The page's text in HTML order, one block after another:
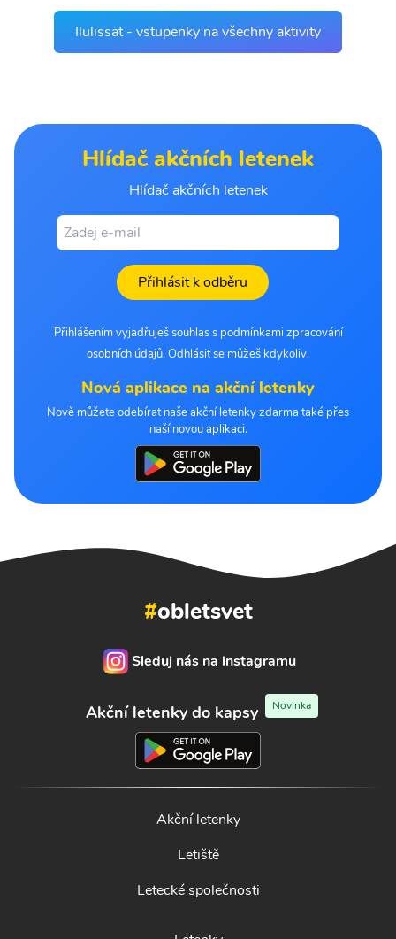
Ilulissat - vstupenky na všechny aktivity
Hlídač akčních letenek
Hlídač akčních letenek
Přihlásit k odběru
Přihlášením vyjadřuješ souhlas s podmínkami zpracování
osobních údajů. Odhlásit se můžeš kdykoliv.
Nová aplikace na akční letenky
Nově můžete odebírat naše akční letenky zdarma také přes
naší novou aplikaci.
#obletsvet
Sleduj nás na instagramu
Akční letenky do kapsy Novinka
Akční letenky
Letiště
Letecké společnosti